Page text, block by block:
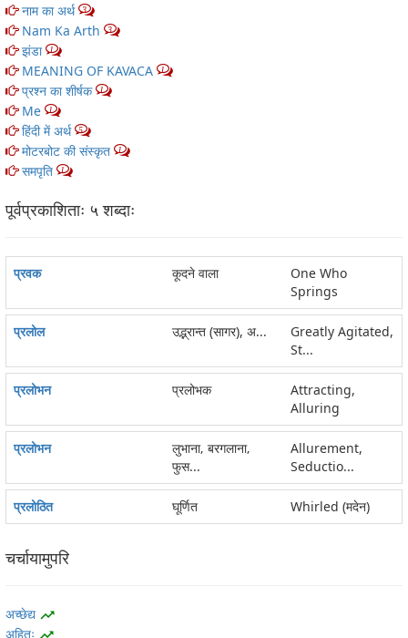
नाम का अर्थ 3
Nam Ka Arth 3
झंडा 1
MEANING OF KAVACA 1
प्रश्न का शीर्षक 1
Me 1
हिंदी में अर्थ 5
मोटरबोट की संस्कृत 1
समपृति 1
पूर्वप्रकाशिताः ५ शब्‍दाः
प्रवक कूदने वाला
One Who
Springs
प्रलोल उद्भ्रान्त (सागर), अ...
Greatly Agitated,
St...
प्रलोभन प्रलोभक
Attracting,
Alluring
प्रलोभन
लुभाना‚ बरगलाना‚
फुस...
Allurement,
Seductio...
प्रलोठित घूर्णित Whirled (मदेन)
चर्चायामुपरि
अच्छेद्य trending_up
अहितः